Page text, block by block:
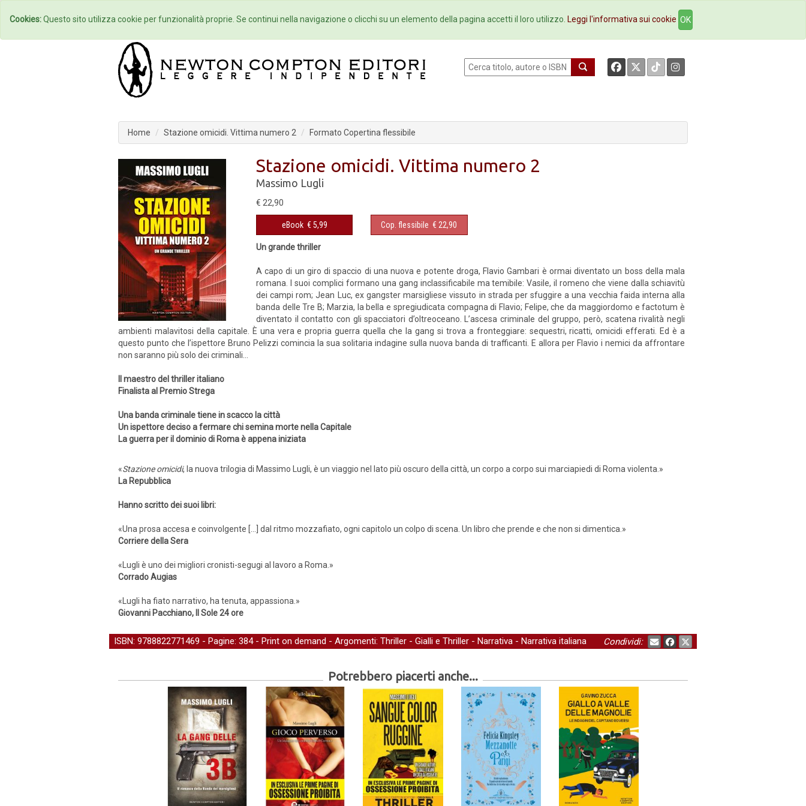
Home Autori Eventi Collane Newsletter Ebookstore Contatti
Home Stazione omicidi. Vittima numero 2 Formato Copertina flessibile
Stazione omicidi. Vittima numero 2
Massimo Lugli
€ 22,90
eBook € 5,99 Cop. flessibile € 22,90
Un grande thriller
A capo di un giro di spaccio di una nuova e potente droga, Flavio Gambari è ormai diventato un boss della mala
romana. I suoi complici formano una gang inclassificabile ma temibile: Vasile, il romeno che viene dalla schiavitù
dei campi rom; Jean Luc, ex gangster marsigliese vissuto in strada per sfuggire a una vecchia faida interna alla
banda delle Tre B; Marzia, la bella e spregiudicata compagna di Flavio; Felipe, che da maggiordomo e factotum è
diventato il contatto con gli spacciatori d’oltreoceano. L’ascesa criminale del gruppo, però, scatena rivalità negli
ambienti malavitosi della capitale. È una vera e propria guerra quella che la gang si trova a fronteggiare: sequestri, ricatti, omicidi efferati. Ed è a
questo punto che l’ispettore Bruno Pelizzi comincia la sua solitaria indagine sulla nuova banda di trafficanti. E allora per Flavio i nemici da affrontare
non saranno più solo dei criminali...
Il maestro del thriller italiano
Finalista al Premio Strega
Una banda criminale tiene in scacco la città
Un ispettore deciso a fermare chi semina morte nella Capitale
La guerra per il dominio di Roma è appena iniziata
«Stazione omicidi, la nuova trilogia di Massimo Lugli, è un viaggio nel lato più oscuro della città, un corpo a corpo sui marciapiedi di Roma violenta.»
La Repubblica
Hanno scritto dei suoi libri:
«Una prosa accesa e coinvolgente [...] dal ritmo mozzafiato, ogni capitolo un colpo di scena. Un libro che prende e che non si dimentica.»
Corriere della Sera
«Lugli è uno dei migliori cronisti-segugi al lavoro a Roma.»
Corrado Augias
«Lugli ha fiato narrativo, ha tenuta, appassiona.»
Giovanni Pacchiano, Il Sole 24 ore
ISBN: 9788822771469 - Pagine: 384 - Print on demand - Argomenti: Thriller - Gialli e Thriller - Narrativa - Narrativa italiana Condividi:
Potrebbero piacerti anche...
Cookies:Questo sito utilizza cookie per funzionalità proprie. Se continui nella navigazione o clicchi su un elemento della pagina accetti il loro utilizzo. Leggi l'informativa sui cookie OK